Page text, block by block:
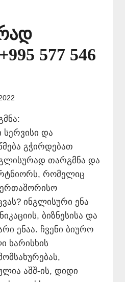
577 546
და
გჭირდებათ
თარგმნა და
რომელიც
ინგლისური ენა
ბიზნესისა და
ენაა. ჩვენი ბიურო
ხარისხის
აშშ-ის, დიდი